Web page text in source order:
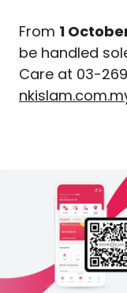
From 1
be handled
Care at 03-